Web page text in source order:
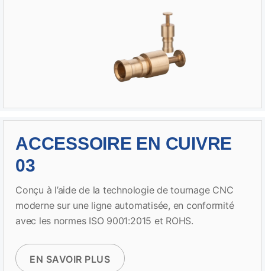
ACCESSOIRE EN CUIVRE
03
Conçu à l’aide de la technologie de tournage CNC
moderne sur une ligne automatisée, en conformité
avec les normes ISO 9001:2015 et ROHS.
EN SAVOIR PLUS